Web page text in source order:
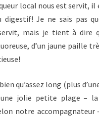
local nous est servit, il
digestif! Je ne sais pas
mais je tient à dire
d’un jaune paille
qu’assez long (plus
jolie petite plage –
notre accompagnateur